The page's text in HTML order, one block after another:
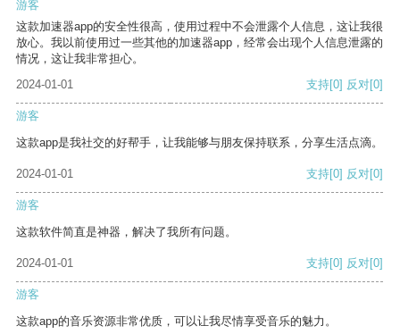
游客
这款加速器app的安全性很高，使用过程中不会泄露个人信息，这让我很
放心。我以前使用过一些其他的加速器app，经常会出现个人信息泄露的
情况，这让我非常担心。
2024-01-01
支持[0] 反对[0]
游客
这款app是我社交的好帮手，让我能够与朋友保持联系，分享生活点滴。
2024-01-01 支持[0] 反对[0]
游客
这款软件简直是神器，解决了我所有问题。
2024-01-01 支持[0] 反对[0]
游客
这款app的音乐资源非常优质，可以让我尽情享受音乐的魅力。